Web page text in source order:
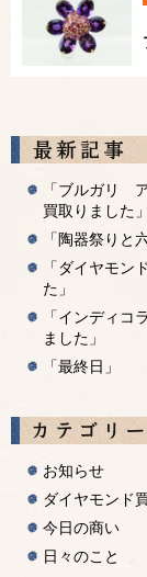
「ブルガリ
買取りました」
「陶器祭りと
「ダイヤモ
た」
「インディ
ました」
「最終日」
お知らせ
ダイヤモンド
今日の商い
日々のこと